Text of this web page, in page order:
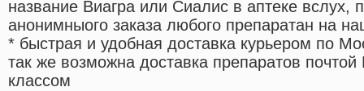
название Виагра или Сиалис в аптеке вслух,
анонимныого заказа любого препаратан на
* быстрая и удобная доставка курьером по
так же возможна доставка препаратов
классом